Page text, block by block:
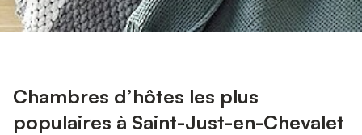
Chambres d’hôtes les plus
populaires à Saint-Just-en-Chevalet